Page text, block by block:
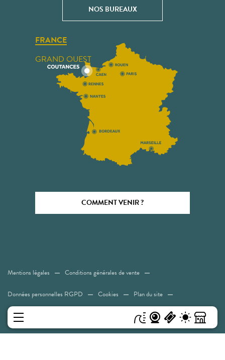
NOS BUREAUX
FRANCE
GRAND OUEST
COMMENT VENIR ?
Mentions légales Conditions générales de vente
Données personnelles RGPD Cookies Plan du site
Accessibilité: Non conforme